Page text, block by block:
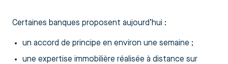
Certaines banques proposent aujourd’hui :
un accord de principe en environ une semaine ;
une expertise immobilière réalisée à distance sur